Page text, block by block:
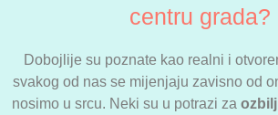
centru grada?
Dobojlije su poznate kao realni i
svakog od nas se mijenjaju zavisno od
nosimo u srcu. Neki su u potrazi za